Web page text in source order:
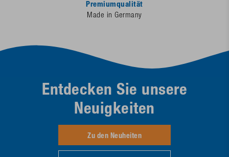
Premiumqualität
Made in Germany
Entdecken Sie unsere
Neuigkeiten
Zu den Neuheiten